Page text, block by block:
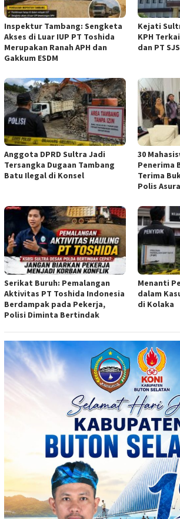
Inspektur Tambang: Sengketa
Akses di Luar IUP PT Toshida
Merupakan Ranah APH dan
Gakkum ESDM
Kejati
KPH
dan PT SJS
Anggota DPRD Sultra Jadi
Tersangka Dugaan Tambang
Batu Ilegal di Konsel
30
Penerima
Terima
Polis
Serikat Buruh: Pemalangan
Aktivitas PT Toshida Indonesia
Berdampak pada Pekerja,
Polisi Diminta Bertindak
Menanti
dalam
di Kolaka